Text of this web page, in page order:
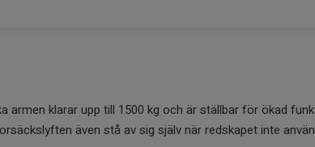
armen klarar upp till 1500 kg och är ställbar för ökad
även stå av sig själv när redskapet inte